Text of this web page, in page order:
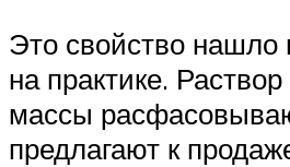
Это свойство нашло
на практике.
массы
предлагают к